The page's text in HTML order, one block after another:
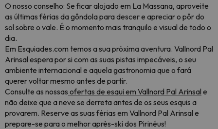
O nosso conselho: Se ficar alojado em La Massana, aproveite
as últimas férias da gôndola para descer e apreciar o pôr do
sol sobre o vale. É o momento mais tranquilo e visual de todo o
dia.
Em Esquiades.com temos a sua próxima aventura. Vallnord Pal
Arinsal espera por si com as suas pistas impecáveis, o seu
ambiente internacional e aquela gastronomia que o fará
querer voltar mesmo antes de partir.
Consulte as nossas ofertas de esqui em Vallnord Pal Arinsal e
não deixe que a neve se derreta antes de os seus esquis a
provarem. Reserve as suas férias em Vallnord Pal Arinsal e
prepare-se para o melhor après-ski dos Pirinéus!